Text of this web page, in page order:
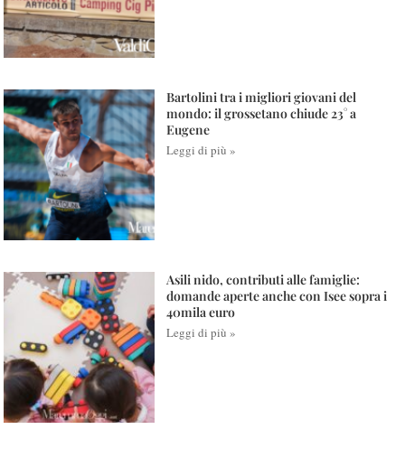
Bartolini tra i migliori giovani del
mondo: il grossetano chiude 23° a
Eugene
Leggi di più »
Asili nido, contributi alle famiglie:
domande aperte anche con Isee sopra i
40mila euro
Leggi di più »